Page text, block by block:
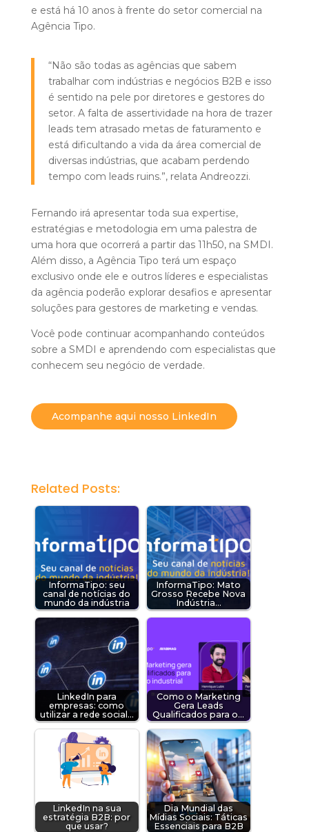
e está há 10 anos à frente do setor comercial na
Agência Tipo.
“Não são todas as agências que sabem
trabalhar com indústrias e negócios B2B e isso
é sentido na pele por diretores e gestores do
setor. A falta de assertividade na hora de trazer
leads tem atrasado metas de faturamento e
está dificultando a vida da área comercial de
diversas indústrias, que acabam perdendo
tempo com leads ruins.”, relata Andreozzi.
Fernando irá apresentar toda sua expertise,
estratégias e metodologia em uma palestra de
uma hora que ocorrerá a partir das 11h50, na SMDI.
Além disso, a Agência Tipo terá um espaço
exclusivo onde ele e outros líderes e especialistas
da agência poderão explorar desafios e apresentar
soluções para gestores de marketing e vendas.
Você pode continuar acompanhando conteúdos
sobre a SMDI e aprendendo com especialistas que
conhecem seu negócio de verdade.
Acompanhe aqui nosso LinkedIn
Related Posts:
InformaTipo: seu
canal de notícias do
mundo da indústria
InformaTipo: Mato
Grosso Recebe Nova
Indústria…
LinkedIn para
empresas: como
utilizar a rede social…
Como o Marketing
Gera Leads
Qualificados para o…
LinkedIn na sua
estratégia B2B: por
que usar?
Dia Mundial das
Mídias Sociais: Táticas
Essenciais para B2B